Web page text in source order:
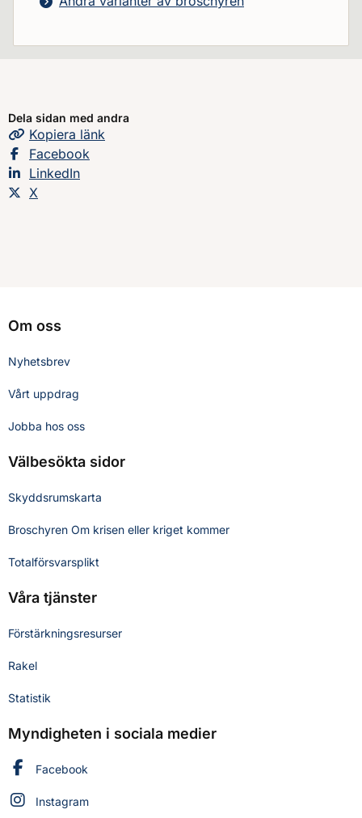
Dela sidan med andra
Kopiera sidans
länk
Dela sidan på
Facebook
Dela sidan på
LinkedIn
Dela sidan på
X
Om oss
Nyhetsbrev
Vårt uppdrag
Jobba hos oss
Välbesökta sidor
Skyddsrumskarta
Broschyren Om krisen eller kriget kommer
Totalförsvarsplikt
Våra tjänster
Förstärkningsresurser
Rakel
Statistik
Myndigheten i sociala medier
Myndigheten för civilt försvar på
Facebook
Myndigheten för civilt försvar på
Instagram